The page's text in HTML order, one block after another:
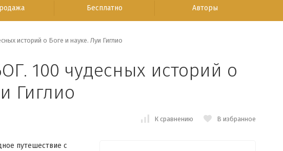
Бесплатно Авторы
историй о Боге и науке. Луи Гиглио
100 чудесных историй о
Гиглио
К сравнению В избранное
путешествие с